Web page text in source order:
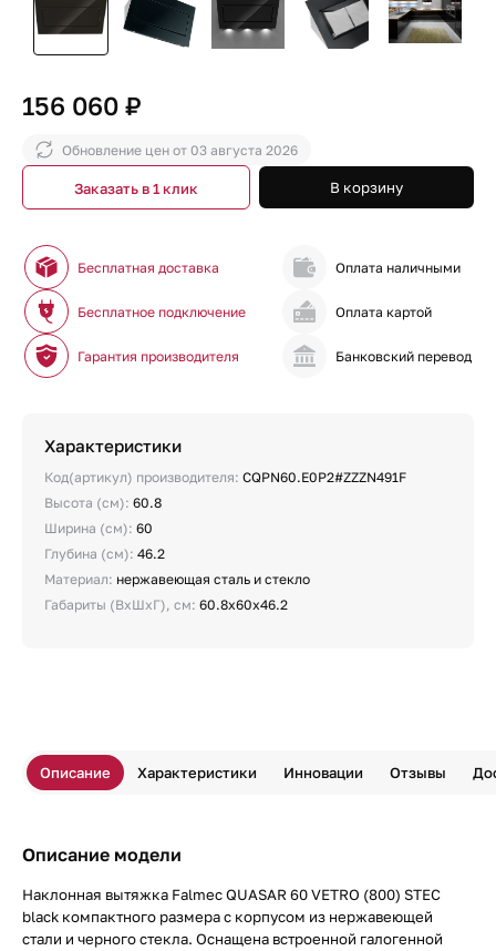
156 060 ₽
Обновление цен от 03 августа 2026
В корзину
Заказать в 1 клик
Бесплатная доставка
Бесплатное подключение
Гарантия производителя
Оплата наличными
Оплата картой
Банковский перевод
Характеристики
Код(артикул) производителя: CQPN60.E0P2#ZZZN491F
Высота (см): 60.8
Ширина (см): 60
Глубина (см): 46.2
Материал: нержавеющая сталь и стекло
Габариты (ВхШхГ), см: 60.8х60х46.2
Описание Характеристики Инновации Отзывы
Описание модели
Наклонная вытяжка Falmec QUASAR 60 VETRO (800) STEC
black компактного размера с корпусом из нержавеющей
стали и черного стекла. Оснащена встроенной галогенной